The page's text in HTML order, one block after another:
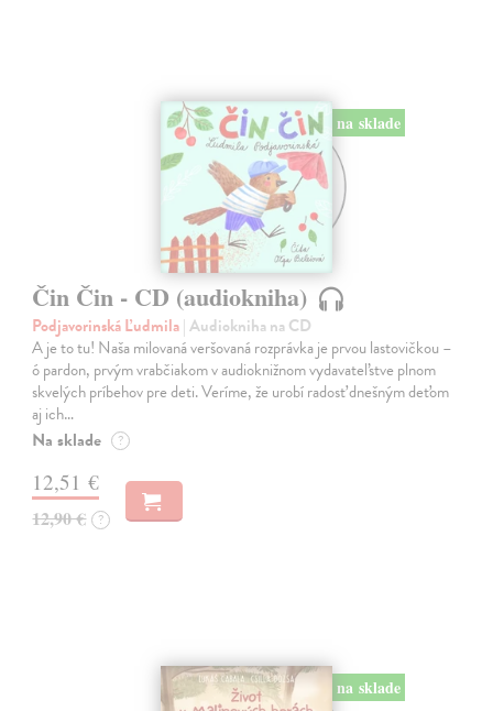
na sklade
Čin Čin - CD (audiokniha)
Podjavorinská Ľudmila| Audiokniha na CD
A je to tu! Naša milovaná veršovaná rozprávka je prvou lastovičkou –
ó pardon, prvým vrabčiakom v audioknižnom vydavateľstve plnom
skvelých príbehov pre deti. Veríme, že urobí radosť dnešným deťom
aj ich…
Na sklade ?
12,51 €
12,90 € ?
na sklade